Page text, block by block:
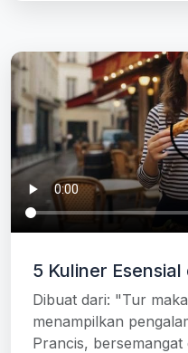
5 Kuliner
Dibuat dari: "Tur
menampilkan
Prancis,